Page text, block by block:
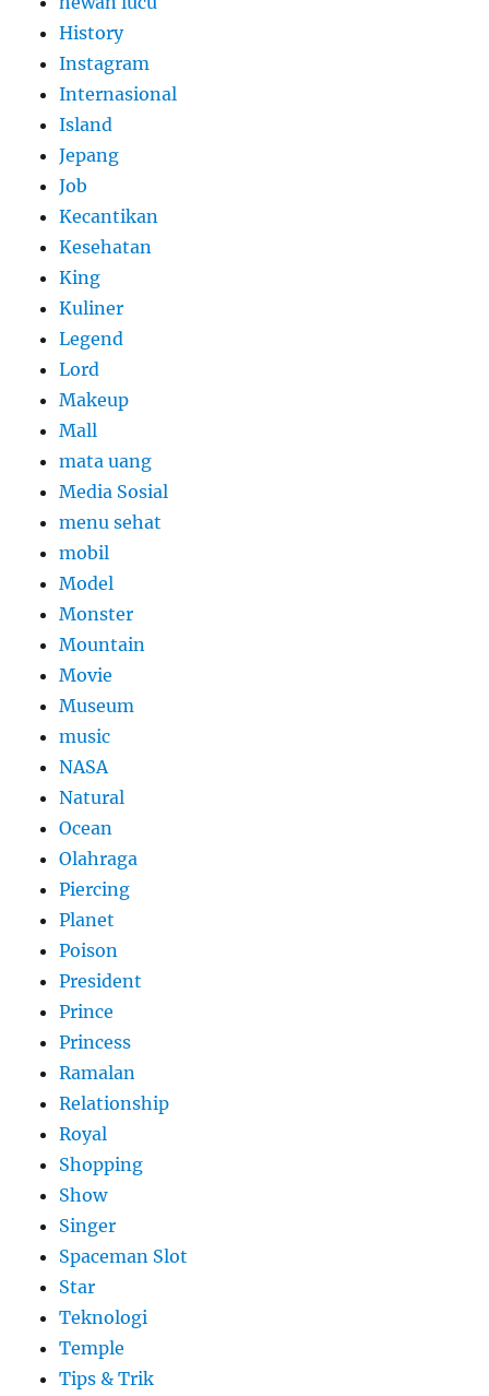
History
Instagram
Internasional
Island
Jepang
Job
Kecantikan
Kesehatan
King
Kuliner
Legend
Lord
Makeup
Mall
mata uang
Media Sosial
menu sehat
mobil
Model
Monster
Mountain
Movie
Museum
music
NASA
Natural
Ocean
Olahraga
Piercing
Planet
Poison
President
Prince
Princess
Ramalan
Relationship
Royal
Shopping
Show
Singer
Spaceman Slot
Star
Teknologi
Temple
Tips & Trik